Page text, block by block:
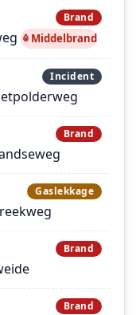
Brand
Middelbrand
Incident
Brand
Gaslekkage
Brand
Brand